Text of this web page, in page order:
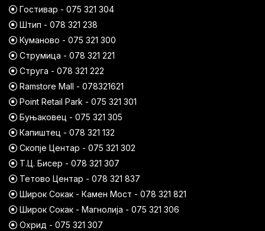
Гостивар - 075 321 304
Штип - 078 321 238
Куманово - 075 321 300
Струмица - 078 321 221
Струга - 078 321 222
Ramstore Mall - 078321621
Point Retail Park - 075 321 301
Буњаковец - 075 321 305
Капиштец - 078 321 132
Скопје Центар - 075 321 302
Т.Ц. Бисер - 078 321 307
Тетово Центар - 078 321 837
Широк Сокак - Камен Мост - 078 321 821
Широк Сокак - Магнолија - 075 321 306
Охрид - 075 321 307